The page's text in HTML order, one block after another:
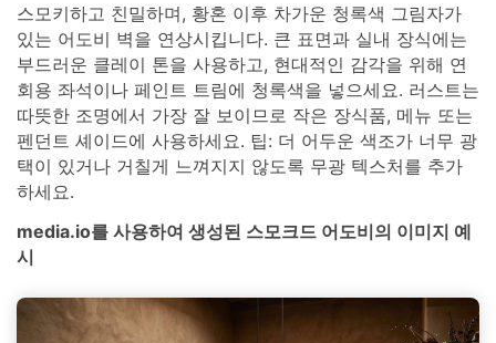
스모키하고 친밀하며, 황혼 이후 차가운 청록색 그림자가
있는 어도비 벽을 연상시킵니다. 큰 표면과 실내 장식에는
부드러운 클레이 톤을 사용하고, 현대적인 감각을 위해 연
회용 좌석이나 페인트 트림에 청록색을 넣으세요. 러스트는
따뜻한 조명에서 가장 잘 보이므로 작은 장식품, 메뉴 또는
펜던트 셰이드에 사용하세요. 팁: 더 어두운 색조가 너무 광
택이 있거나 거칠게 느껴지지 않도록 무광 텍스처를 추가
하세요.
media.io를 사용하여 생성된 스모크드 어도비의 이미지 예
시